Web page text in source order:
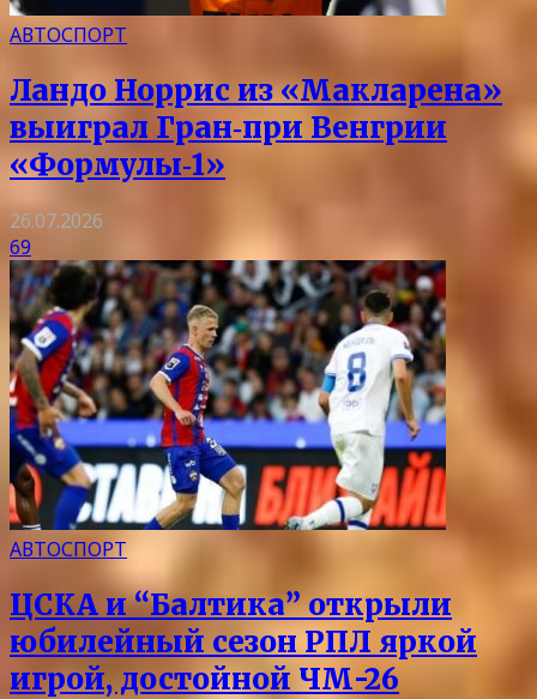
АВТОСПОРТ
Ландо Норрис из «Макларена»
выиграл Гран‑при Венгрии
«Формулы‑1»
26.07.2026
69
АВТОСПОРТ
ЦСКА и “Балтика” открыли
юбилейный сезон РПЛ яркой
игрой, достойной ЧМ-26